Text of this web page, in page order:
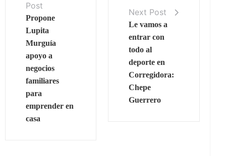
Post
Propone
Lupita
Murguía
apoyo a
negocios
familiares
para
emprender en
casa
Next Post
Le vamos a
entrar con
todo al
deporte en
Corregidora:
Chepe
Guerrero